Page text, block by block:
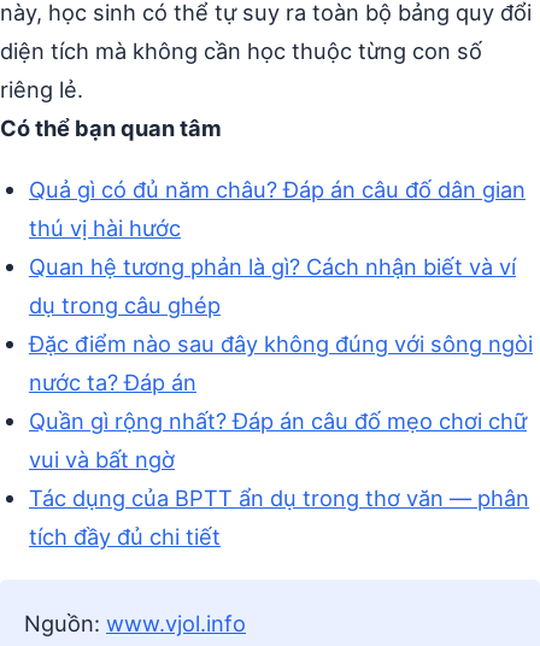
này, học sinh có thể tự suy ra toàn bộ bảng quy đổi
diện tích mà không cần học thuộc từng con số
riêng lẻ.
Có thể bạn quan tâm
Quả gì có đủ năm châu? Đáp án câu đố dân gian
thú vị hài hước
Quan hệ tương phản là gì? Cách nhận biết và ví
dụ trong câu ghép
Đặc điểm nào sau đây không đúng với sông ngòi
nước ta? Đáp án
Quần gì rộng nhất? Đáp án câu đố mẹo chơi chữ
vui và bất ngờ
Tác dụng của BPTT ẩn dụ trong thơ văn — phân
tích đầy đủ chi tiết
Nguồn: www.vjol.info